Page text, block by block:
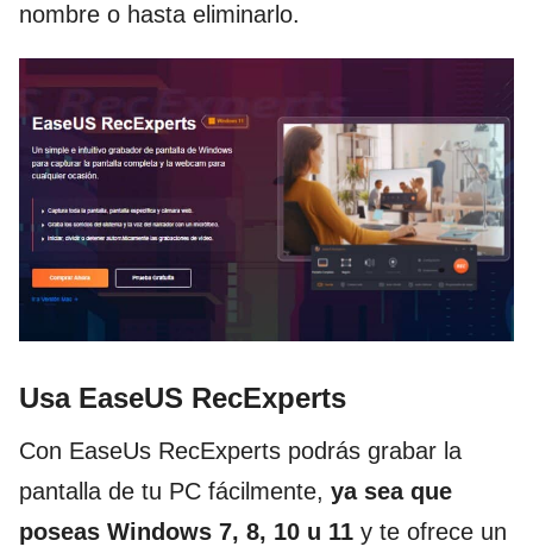
nombre o hasta eliminarlo.
Usa EaseUS RecExperts
Con EaseUs RecExperts podrás grabar la
pantalla de tu PC fácilmente, ya sea que
poseas Windows 7, 8, 10 u 11 y te ofrece un